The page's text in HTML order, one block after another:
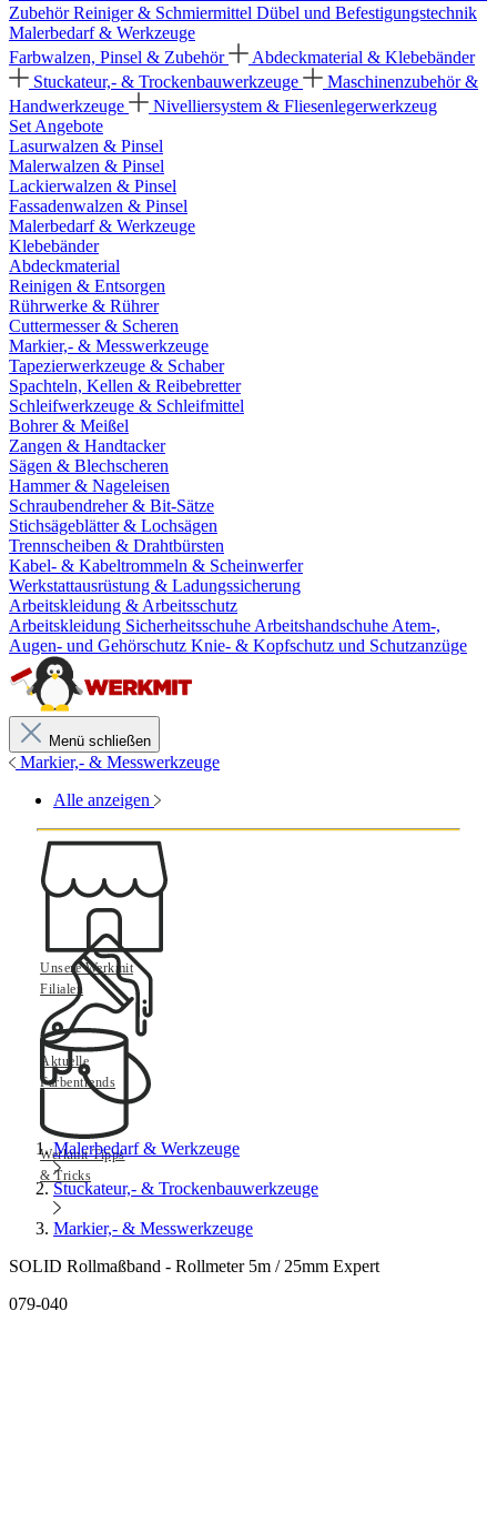
ZubehörReiniger & Schmiermittel Dübel und Befestigungstechnik
Malerbedarf & Werkzeuge
Farbwalzen, Pinsel & Zubehör
Abdeckmaterial & Klebebänder
Stuckateur,- & Trockenbauwerkzeuge
Maschinenzubehör &
Handwerkzeuge
Nivelliersystem & Fliesenlegerwerkzeug
Set Angebote
Lasurwalzen & Pinsel
Malerwalzen & Pinsel
Lackierwalzen & Pinsel
Fassadenwalzen & Pinsel
Malerbedarf & Werkzeuge
Klebebänder
Abdeckmaterial
Reinigen & Entsorgen
Rührwerke & Rührer
Cuttermesser & Scheren
Markier,- & Messwerkzeuge
Tapezierwerkzeuge & Schaber
Spachteln, Kellen & Reibebretter
Schleifwerkzeuge & Schleifmittel
Bohrer & Meißel
Zangen & Handtacker
Sägen & Blechscheren
Hammer & Nageleisen
Schraubendreher & Bit-Sätze
Stichsägeblätter & Lochsägen
Trennscheiben & Drahtbürsten
Kabel- & Kabeltrommeln & Scheinwerfer
Werkstattausrüstung & Ladungssicherung
Arbeitskleidung & Arbeitsschutz
Arbeitskleidung Sicherheitsschuhe Arbeitshandschuhe Atem-,
Augen- und Gehörschutz Knie- & Kopfschutz und Schutzanzüge
Menü schließen
Markier,- & Messwerkzeuge
Alle anzeigen
Unsere Werkmit
Filialen
Aktuelle
Farbentrends
Werkmit Tipps
& Tricks
Malerbedarf & Werkzeuge
Stuckateur,- & Trockenbauwerkzeuge
Markier,- & Messwerkzeuge
SOLID Rollmaßband - Rollmeter 5m / 25mm Expert
079-040